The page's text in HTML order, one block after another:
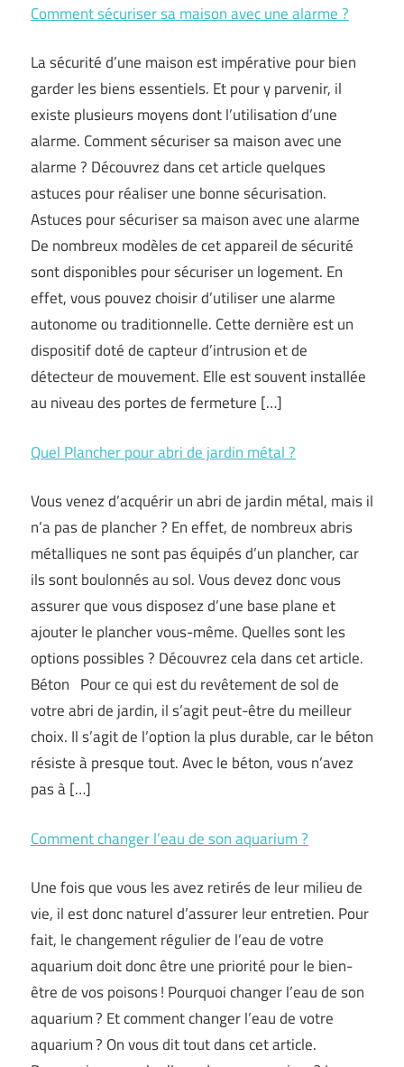
Comment sécuriser sa maison avec une alarme ?
La sécurité d’une maison est impérative pour bien
garder les biens essentiels. Et pour y parvenir, il
existe plusieurs moyens dont l’utilisation d’une
alarme. Comment sécuriser sa maison avec une
alarme ? Découvrez dans cet article quelques
astuces pour réaliser une bonne sécurisation.
Astuces pour sécuriser sa maison avec une alarme
De nombreux modèles de cet appareil de sécurité
sont disponibles pour sécuriser un logement. En
effet, vous pouvez choisir d’utiliser une alarme
autonome ou traditionnelle. Cette dernière est un
dispositif doté de capteur d’intrusion et de
détecteur de mouvement. Elle est souvent installée
au niveau des portes de fermeture […]
Quel Plancher pour abri de jardin métal ?
Vous venez d’acquérir un abri de jardin métal, mais il
n’a pas de plancher ? En effet, de nombreux abris
métalliques ne sont pas équipés d’un plancher, car
ils sont boulonnés au sol. Vous devez donc vous
assurer que vous disposez d’une base plane et
ajouter le plancher vous-même. Quelles sont les
options possibles ? Découvrez cela dans cet article.
Béton Pour ce qui est du revêtement de sol de
votre abri de jardin, il s’agit peut-être du meilleur
choix. Il s’agit de l’option la plus durable, car le béton
résiste à presque tout. Avec le béton, vous n’avez
pas à […]
Comment changer l’eau de son aquarium ?
Une fois que vous les avez retirés de leur milieu de
vie, il est donc naturel d’assurer leur entretien. Pour
fait, le changement régulier de l’eau de votre
aquarium doit donc être une priorité pour le bien-
être de vos poisons ! Pourquoi changer l’eau de son
aquarium ? Et comment changer l’eau de votre
aquarium ? On vous dit tout dans cet article.